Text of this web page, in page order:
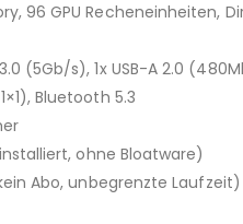
96 GPU Recheneinheiten,
(5Gb/​s), 1x USB-A 2.0
Bluetooth 5.3
ohne Bloatware)
Abo, unbegrenzte Laufzeit)